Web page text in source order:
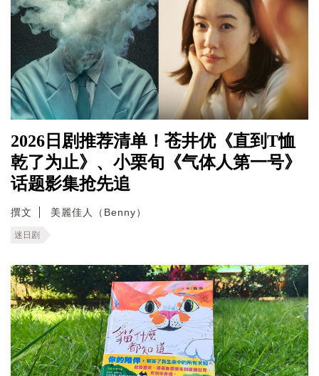
2026日剧推荐清单！苍井优《直到T恤
乾了为止》、小栗旬《气体人第一号》
话题影集抢先追
撰文 美麗佳人（Benny）
迷日剧